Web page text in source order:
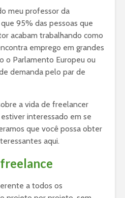
meu professor da
95% das pessoas que
acabam trabalhando como
emprego em grandes
o Parlamento Europeu ou
demanda pelo par de
a vida de freelancer
interessado em se
que você possa obter
aqui.
a todos os